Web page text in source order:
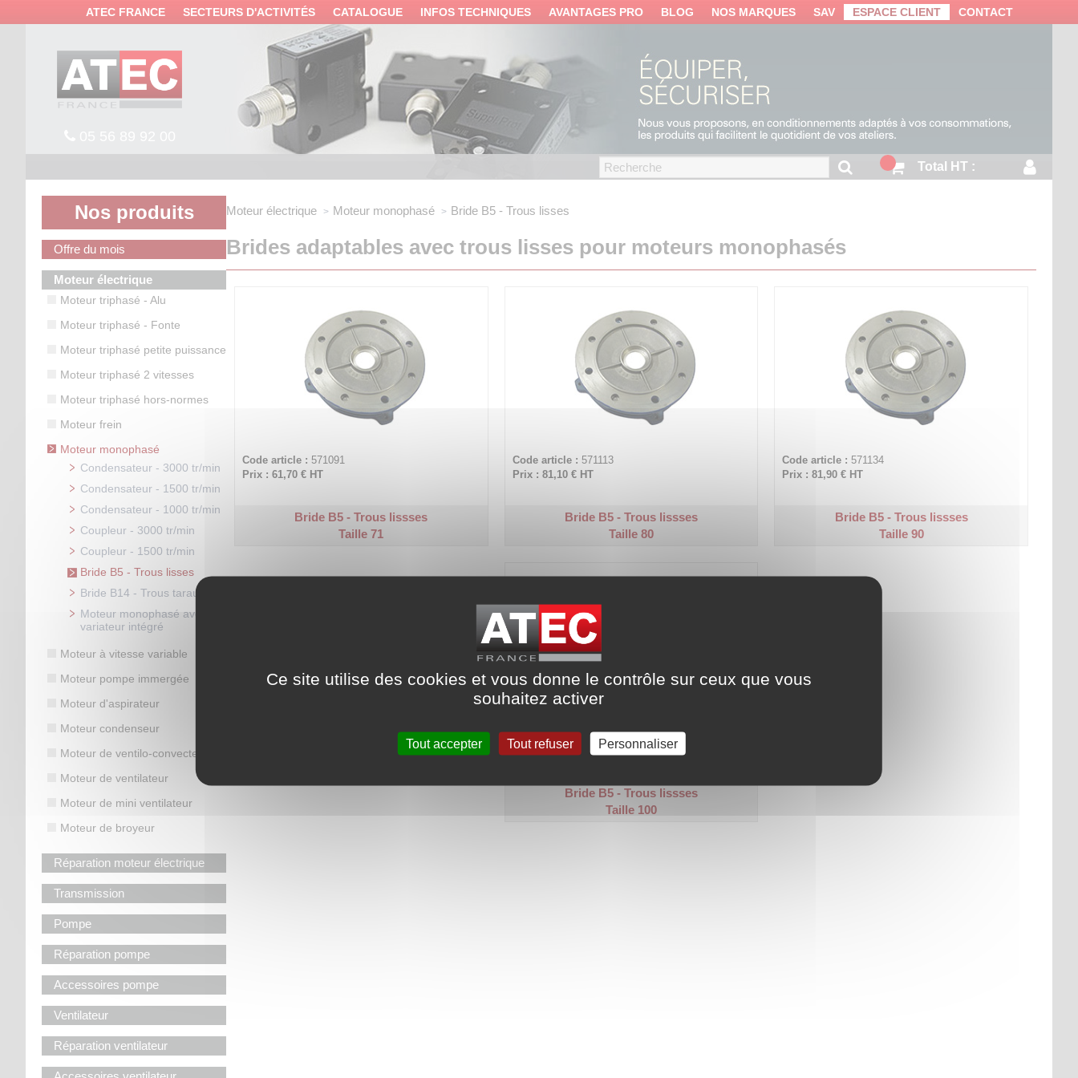
ATEC FRANCE SECTEURS D'ACTIVITÉS CATALOGUE INFOS TECHNIQUES AVANTAGES PRO BLOG NOS MARQUES SAV ESPACE CLIENT CONTACT
Total HT :
Nos produits
Offre du mois
Moteur électrique
Moteur triphasé - Alu
Moteur triphasé - Fonte
Moteur triphasé petite puissance
Moteur triphasé 2 vitesses
Moteur triphasé hors-normes
Moteur frein
Moteur monophasé
Condensateur - 3000 tr/min
Condensateur - 1500 tr/min
Condensateur - 1000 tr/min
Coupleur - 3000 tr/min
Coupleur - 1500 tr/min
Bride B5 - Trous lisses
Bride B14 - Trous taraudés
Moteur monophasé avec
variateur intégré
Moteur à vitesse variable
Moteur pompe immergée
Moteur d'aspirateur
Moteur condenseur
Moteur de ventilo-convecteur
Moteur de ventilateur
Moteur de mini ventilateur
Moteur de broyeur
Réparation moteur électrique
Transmission
Pompe
Réparation pompe
Accessoires pompe
Ventilateur
Réparation ventilateur
Moteur électrique Moteur monophasé Bride B5 - Trous lisses
Brides adaptables avec trous lisses pour moteurs monophasés
Code article : 571091
Prix : 61,70 € HT
Bride B5 - Trous lissses
Taille 71
Code article : 571113
Prix : 81,10 €HT
Bride B5 - Trous lissses
Taille 80
Code article : 571134
Prix : 81,90 € HT
Bride B5 - Trous lissses
Taille 90
Code article :571164
Prix : 84,60 €
HT
Bride B5 - Trous lissses
Taille 100
Panneau de gestion des cookies
Ce site utilise des cookies et vous donne le contrôle sur ceux que vous
souhaitez activer
Tout accepter Tout refuser Personnaliser